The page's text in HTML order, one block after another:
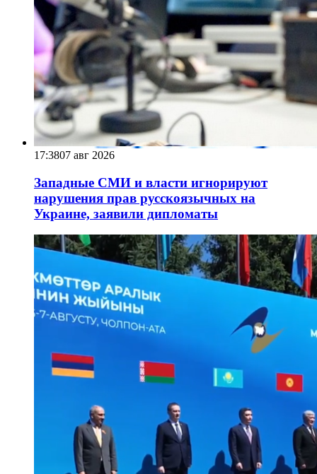
17:3807 авг 2026
Западные СМИ и власти игнорируют
нарушения прав русскоязычных на
Украине, заявили дипломаты